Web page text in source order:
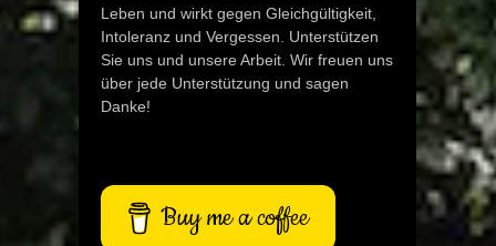
Leben und wirkt gegen Gleichgültigkeit,
Intoleranz und Vergessen. Unterstützen
Sie uns und unsere Arbeit. Wir freuen uns
über jede Unterstützung und sagen
Danke!
Buy me a coffee